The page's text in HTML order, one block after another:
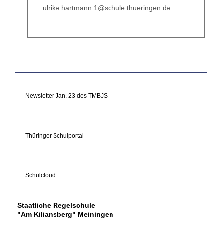
ulrike.hartmann.1@schule.thueringen.de
Newsletter Jan. 23 des TMBJS
Thüringer Schulportal
Schulcloud
Staatliche Regelschule
"Am Kiliansberg" Meiningen